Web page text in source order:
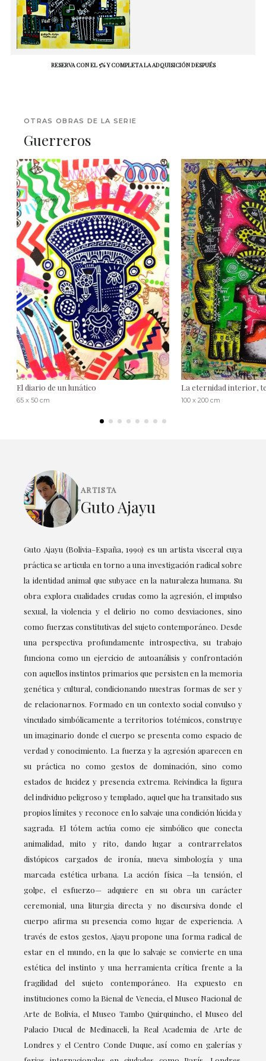
RESERVA CON EL 5% Y COMPLETA LA ADQUISICIÓN DESPUÉS
OTRAS OBRAS DE LA SERIE
Guerreros
El diario de un lunático
65 x 50 cm
La eternidad interior,
100 x 200 cm
ARTISTA
Guto Ajayu
Guto Ajayu (Bolivia–España, 1990) es un artista visceral cuya
práctica se articula en torno a una investigación radical sobre
la identidad animal que subyace en la naturaleza humana. Su
obra explora cualidades crudas como la agresión, el impulso
sexual, la violencia y el delirio no como desviaciones, sino
como fuerzas constitutivas del sujeto contemporáneo. Desde
una perspectiva profundamente introspectiva, su trabajo
funciona como un ejercicio de autoanálisis y confrontación
con aquellos instintos primarios que persisten en la memoria
genética y cultural, condicionando nuestras formas de ser y
de relacionarnos. Formado en un contexto social convulso y
vinculado simbólicamente a territorios totémicos, construye
un imaginario donde el cuerpo se presenta como espacio de
verdad y conocimiento. La fuerza y la agresión aparecen en
su práctica no como gestos de dominación, sino como
estados de lucidez y presencia extrema. Reivindica la figura
del individuo peligroso y templado, aquel que ha transitado sus
propios límites y reconoce en lo salvaje una condición lúcida y
sagrada. El tótem actúa como eje simbólico que conecta
animalidad, mito y rito, dando lugar a contrarrelatos
distópicos cargados de ironía, nueva simbología y una
marcada estética urbana. La acción física —la tensión, el
golpe, el esfuerzo— adquiere en su obra un carácter
ceremonial, una liturgia directa y no discursiva donde el
cuerpo afirma su presencia como lugar de experiencia. A
través de estos gestos, Ajayu propone una forma radical de
estar en el mundo, en la que lo salvaje se convierte en una
estética del instinto y una herramienta crítica frente a la
fragilidad del sujeto contemporáneo. Ha expuesto en
instituciones como la Bienal de Venecia, el Museo Nacional de
Arte de Bolivia, el Museo Tambo Quirquincho, el Museo del
Palacio Ducal de Medinaceli, la Real Academia de Arte de
Londres y el Centro Conde Duque, así como en galerías y